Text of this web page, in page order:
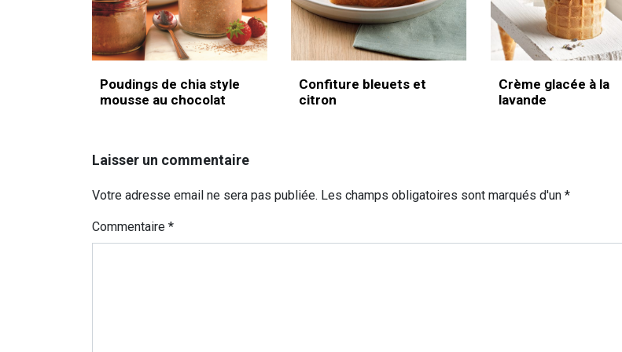
Poudings de chia style
mousse au chocolat
Confiture bleuets et
citron
Crème glacée à la
lavande
Laisser un commentaire
Votre adresse email ne sera pas publiée. Les champs obligatoires sont marqués d'un *
Commentaire *